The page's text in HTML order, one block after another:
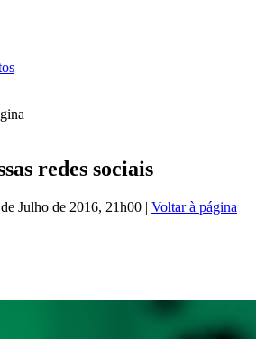
redes sociais
Julho de 2016, 21h00 | Voltar à página